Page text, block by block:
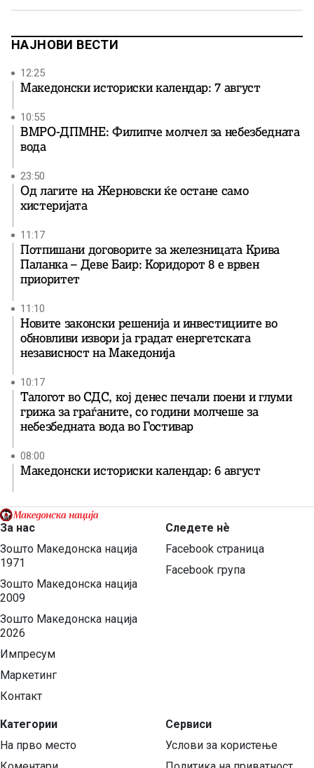
оставија трајни последици врз политичкиот систем,
година – изборен […]
НАЈНОВИ ВЕСТИ
12:25
Македонски историски календар: 7 август
10:55
ВМРО-ДПМНЕ: Филипче молчел за небезбедната
вода
23:50
Од лагите на Жерновски ќе остане само
хистеријата
11:17
Потпишани договорите за железницата Крива
Паланка – Деве Баир: Коридорот 8 е врвен
приоритет
11:10
Новите законски решенија и инвестициите во
обновливи извори ја градат енергетската
независност на Македонија
10:17
Талогот во СДС, кој денес печали поени и глуми
грижа за граѓаните, со години молчеше за
небезбедната вода во Гостивар
08:00
Македонски историски календар: 6 август
За нас
Зошто Македонска нација
1971
Зошто Македонска нација
2009
Зошто Македонска нација
2026
Импресум
Маркетинг
Контакт
Категории
На прво место
Следете нѐ
Facebook страница
Facebook група
Сервиси
Услови за користење